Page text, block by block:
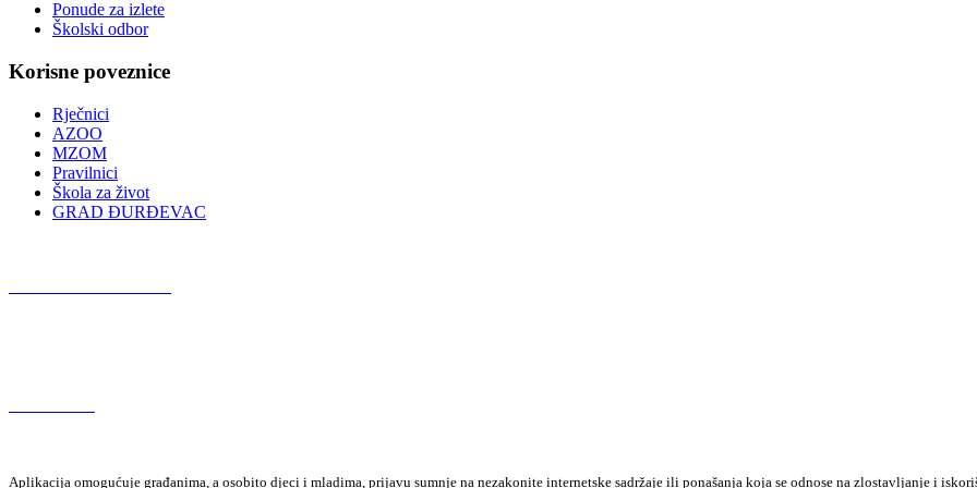
Ponude za izlete
Školski odbor
Korisne poveznice
Rječnici
AZOO
MZOM
Pravilnici
Škola za život
GRAD ĐURĐEVAC
Aplikacija omogućuje građanima, a osobito djeci i mladima, prijavu sumnje na nezakonite internetske sadržaje ili ponašanja koja se odnose na zlostavljanje i